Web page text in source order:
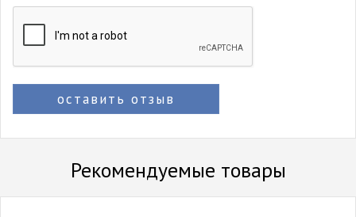
оставить отзыв
Рекомендуемые товары